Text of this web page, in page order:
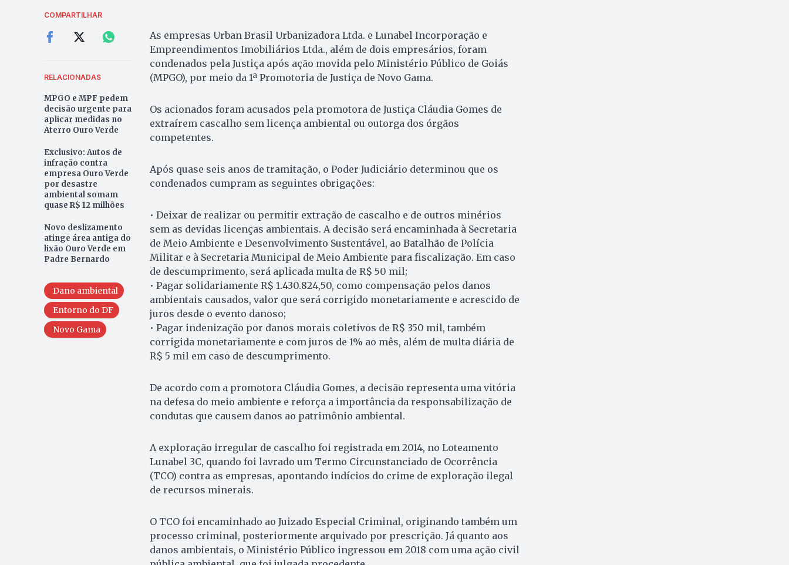
COMPARTILHAR
RELACIONADAS
MPGO e MPF pedem
decisão urgente para
aplicar medidas no
Aterro Ouro Verde
Exclusivo: Autos de
infração contra
empresa Ouro Verde
por desastre
ambiental somam
quase R$ 12 milhões
Novo deslizamento
atinge área antiga do
lixão Ouro Verde em
Padre Bernardo
Dano ambiental
Entorno do DF
Novo Gama
As empresas Urban Brasil Urbanizadora Ltda. e Lunabel Incorporação e
Empreendimentos Imobiliários Ltda., além de dois empresários, foram
condenados pela Justiça após ação movida pelo Ministério Público de Goiás
(MPGO), por meio da 1ª Promotoria de Justiça de Novo Gama.
Os acionados foram acusados pela promotora de Justiça Cláudia Gomes de
extraírem cascalho sem licença ambiental ou outorga dos órgãos
competentes.
Após quase seis anos de tramitação, o Poder Judiciário determinou que os
condenados cumpram as seguintes obrigações:
• Deixar de realizar ou permitir extração de cascalho e de outros minérios
sem as devidas licenças ambientais. A decisão será encaminhada à Secretaria
de Meio Ambiente e Desenvolvimento Sustentável, ao Batalhão de Polícia
Militar e à Secretaria Municipal de Meio Ambiente para fiscalização. Em caso
de descumprimento, será aplicada multa de R$ 50 mil;
• Pagar solidariamente R$ 1.430.824,50, como compensação pelos danos
ambientais causados, valor que será corrigido monetariamente e acrescido de
juros desde o evento danoso;
• Pagar indenização por danos morais coletivos de R$ 350 mil, também
corrigida monetariamente e com juros de 1% ao mês, além de multa diária de
R$ 5 mil em caso de descumprimento.
De acordo com a promotora Cláudia Gomes, a decisão representa uma vitória
na defesa do meio ambiente e reforça a importância da responsabilização de
condutas que causem danos ao patrimônio ambiental.
A exploração irregular de cascalho foi registrada em 2014, no Loteamento
Lunabel 3C, quando foi lavrado um Termo Circunstanciado de Ocorrência
(TCO) contra as empresas, apontando indícios do crime de exploração ilegal
de recursos minerais.
O TCO foi encaminhado ao Juizado Especial Criminal, originando também um
processo criminal, posteriormente arquivado por prescrição. Já quanto aos
danos ambientais, o Ministério Público ingressou em 2018 com uma ação civil